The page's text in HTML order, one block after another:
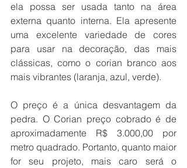
ela possa ser usada tanto na área
externa quanto interna. Ela apresente
uma excelente variedade de cores
para usar na decoração, das mais
clássicas, como o corian branco aos
mais vibrantes (laranja, azul, verde).
O preço é a única desvantagem da
pedra. O Corian preço cobrado é de
aproximadamente R$ 3.000,00 por
metro quadrado. Portanto, quanto maior
for seu projeto, mais caro será o